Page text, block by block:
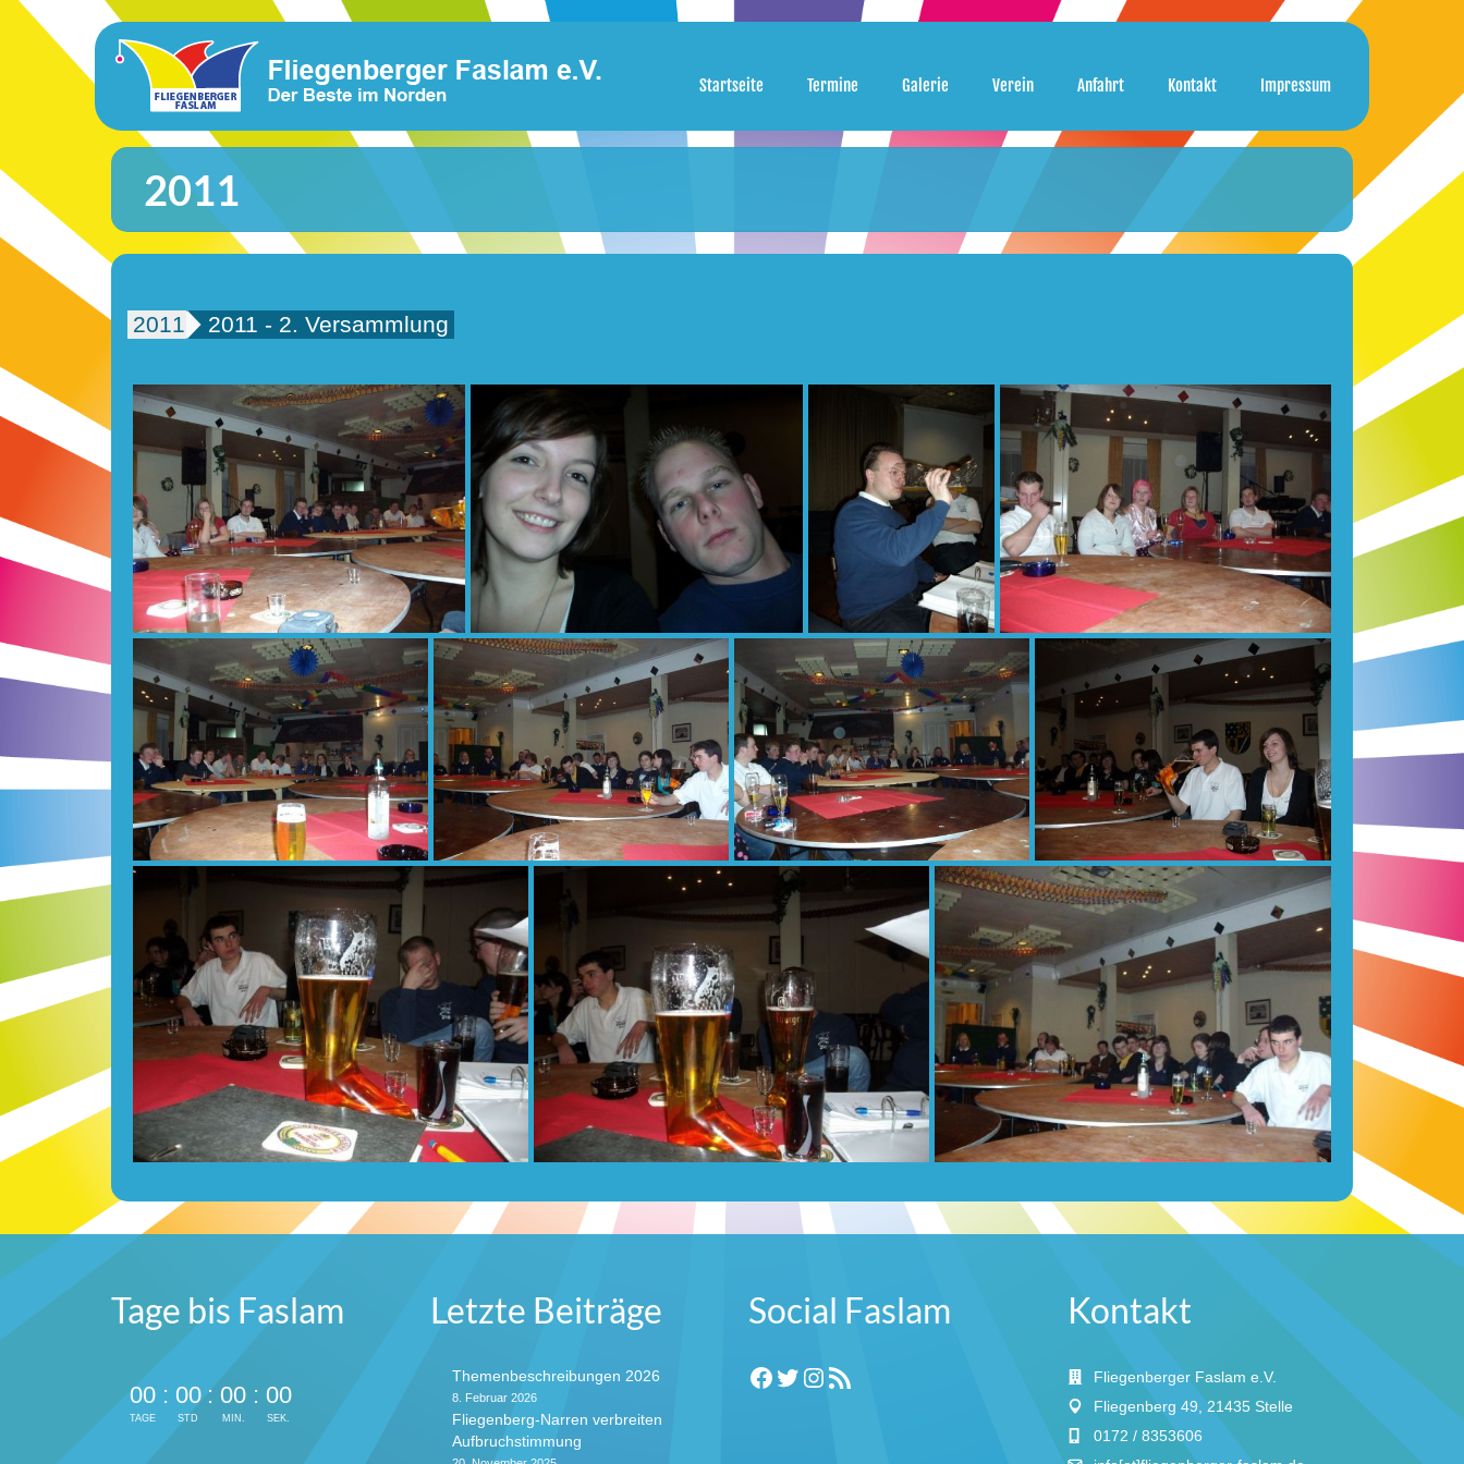
Startseite Termine Galerie Verein Anfahrt Kontakt Impressum
2011
2011 2011 - 2. Versammlung
Tage bis Faslam
00
TAGE
: 00
STD
: 00
MIN.
: 00
SEK.
Letzte Beiträge
Themenbeschreibungen 2026
8. Februar 2026
Fliegenberg-Narren verbreiten
Aufbruchstimmung
Social Faslam
Facebook
Twitter
Instagram
RSS-Feed
Kontakt
Fliegenberger Faslam e.V.
Fliegenberg 49, 21435 Stelle
0172 / 8353606